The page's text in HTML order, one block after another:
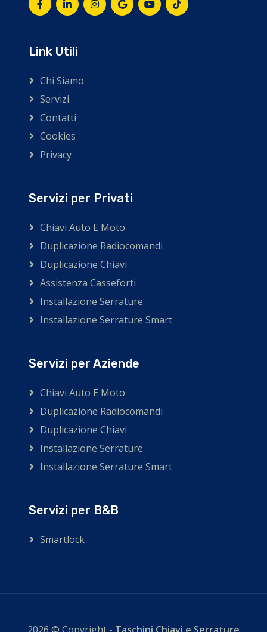
Link Utili
Chi Siamo
Servizi
Contatti
Cookies
Privacy
Servizi per Privati
Chiavi Auto E Moto
Duplicazione Radiocomandi
Duplicazione Chiavi
Assistenza Casseforti
Installazione Serrature
Installazione Serrature Smart
Servizi per Aziende
Chiavi Auto E Moto
Duplicazione Radiocomandi
Duplicazione Chiavi
Installazione Serrature
Installazione Serrature Smart
Servizi per B&B
Smartlock